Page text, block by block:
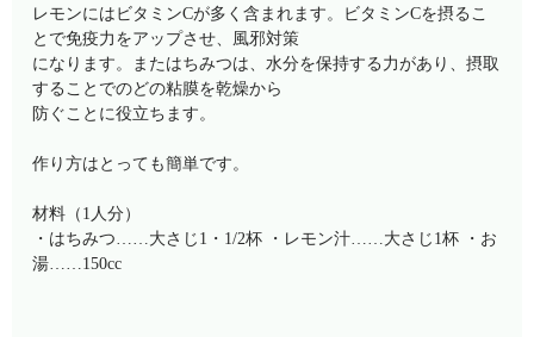
レモンにはビタミンCが多く含まれます。ビタミンCを摂るこ
とで免疫力をアップさせ、風邪対策
になります。またはちみつは、水分を保持する力があり、摂取
することでのどの粘膜を乾燥から
防ぐことに役立ちます。
作り方はとっても簡単です。
材料（1人分）
・はちみつ……大さじ1・1/2杯 ・レモン汁……大さじ1杯 ・お
湯……150cc